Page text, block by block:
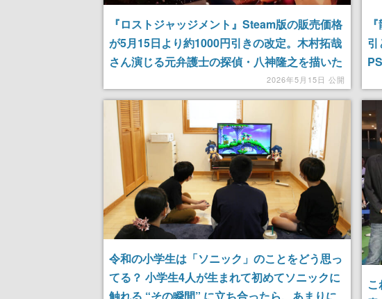
『ロストジャッジメント』Steam版の販売価格
が5月15日より約1000円引きの改定。木村拓哉
さん演じる元弁護士の探偵・八神隆之を描いた
『ジャッジアイズ』最新作が新価格に2026年5月15日 公開
引
オ
令和の小学生は「ソニック」のことをどう思っ
てる？ 小学生4人が生まれて初めてソニックに